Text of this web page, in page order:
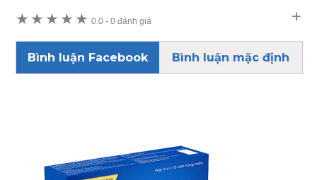
★ ★ ★ ★ ★ 0.0- 0 đánh giá
Bình luận Facebook Bình luận mặc định